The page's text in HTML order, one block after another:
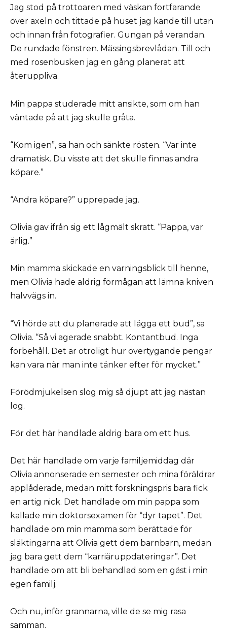
Jag stod på trottoaren med väskan fortfarande
över axeln och tittade på huset jag kände till utan
och innan från fotografier. Gungan på verandan.
De rundade fönstren. Mässingsbrevlådan. Till och
med rosenbusken jag en gång planerat att
återuppliva.
Min pappa studerade mitt ansikte, som om han
väntade på att jag skulle gråta.
“Kom igen”, sa han och sänkte rösten. “Var inte
dramatisk. Du visste att det skulle finnas andra
köpare.”
“Andra köpare?” upprepade jag.
Olivia gav ifrån sig ett lågmält skratt. “Pappa, var
ärlig.”
Min mamma skickade en varningsblick till henne,
men Olivia hade aldrig förmågan att lämna kniven
halvvägs in.
“Vi hörde att du planerade att lägga ett bud”, sa
Olivia. “Så vi agerade snabbt. Kontantbud. Inga
förbehåll. Det är otroligt hur övertygande pengar
kan vara när man inte tänker efter för mycket.”
Förödmjukelsen slog mig så djupt att jag nästan
log.
För det här handlade aldrig bara om ett hus.
Det här handlade om varje familjemiddag där
Olivia annonserade en semester och mina föräldrar
applåderade, medan mitt forskningspris bara fick
en artig nick. Det handlade om min pappa som
kallade min doktorsexamen för “dyr tapet”. Det
handlade om min mamma som berättade för
släktingarna att Olivia gett dem barnbarn, medan
jag bara gett dem “karriäruppdateringar”. Det
handlade om att bli behandlad som en gäst i min
egen familj.
Och nu, inför grannarna, ville de se mig rasa
samman.